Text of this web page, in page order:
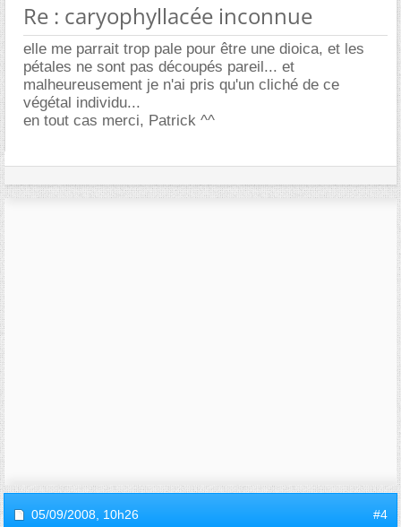
Re : caryophyllacée inconnue
elle me parrait trop pale pour être une dioica, et les
pétales ne sont pas découpés pareil... et
malheureusement je n'ai pris qu'un cliché de ce
végétal individu...
en tout cas merci, Patrick ^^
05/09/2008, 10h26 #4